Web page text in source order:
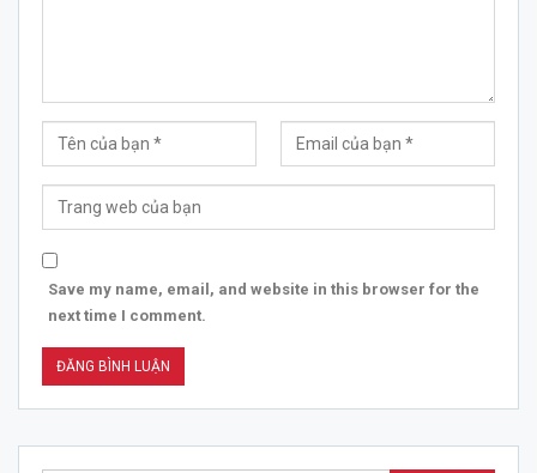
Save my name, email, and website in this browser for the
next time I comment.